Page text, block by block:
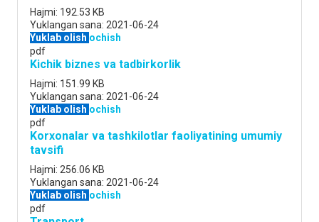
Hajmi: 192.53 KB
Yuklangan sana: 2021-06-24
Yuklab olish ochish
pdf
Kichik biznes va tadbirkorlik
Hajmi: 151.99 KB
Yuklangan sana: 2021-06-24
Yuklab olish ochish
pdf
Korxonalar va tashkilotlar faoliyatining umumiy
tavsifi
Hajmi: 256.06 KB
Yuklangan sana: 2021-06-24
Yuklab olish ochish
pdf